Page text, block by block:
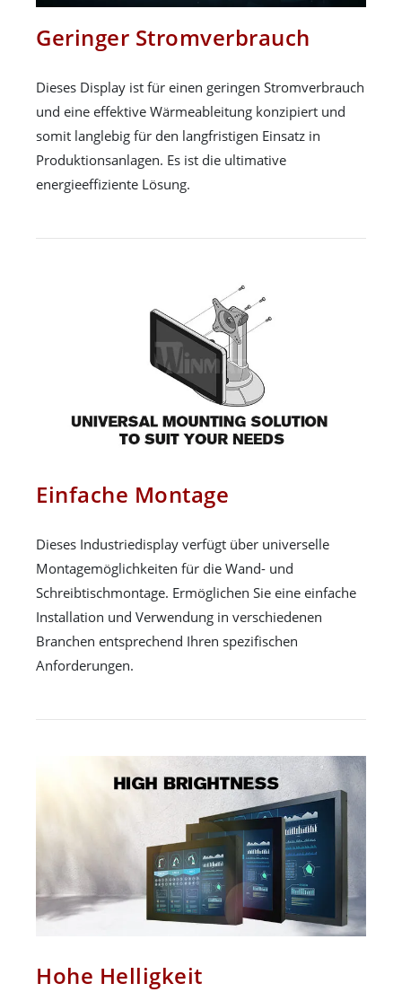
Geringer Stromverbrauch
Dieses Display ist für einen geringen Stromverbrauch
und eine effektive Wärmeableitung konzipiert und
somit langlebig für den langfristigen Einsatz in
Produktionsanlagen. Es ist die ultimative
energieeffiziente Lösung.
Einfache Montage
Dieses Industriedisplay verfügt über universelle
Montagemöglichkeiten für die Wand- und
Schreibtischmontage. Ermöglichen Sie eine einfache
Installation und Verwendung in verschiedenen
Branchen entsprechend Ihren spezifischen
Anforderungen.
Hohe Helligkeit